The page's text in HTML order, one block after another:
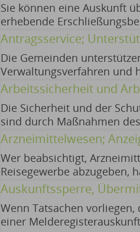
Sie können eine Auskunft
erhebende
dokumentiert. keine
Antragsservice;
Die Gemeinden
Verwaltungsverfahren und
ihnen von anderen
Arbeitssicherheit und
Die Sicherheit und der
sind durch Maßnahmen
Zentrale Redaktion
Arzneimittelwesen;
Wer beabsichtigt,
Reisegewerbe abzugeben,
anzuzeigen. Hinweise:
Pflege und Prävention
Auskunftssperre,
Wenn Tatsachen
einer